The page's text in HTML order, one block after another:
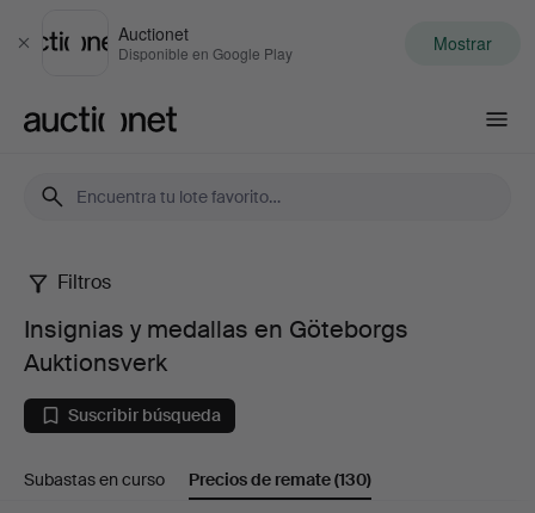
Cerrar
Auctionet
Disponible en Google Play Mostrar
Insignias
medallas
en
Filtros
Insignias y medallas en Göteborgs
Auktionsverk
Suscribir búsqueda
Subastas en curso Precios de remate(130)